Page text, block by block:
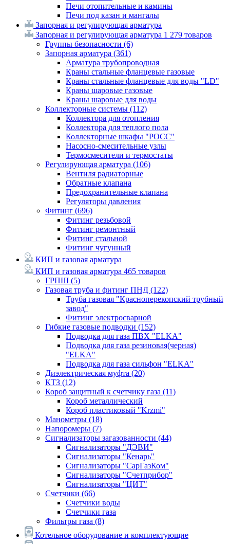
Печи отопительные и камины
Печи под казан и мангалы
Запорная и регулирующая арматура
Запорная и регулирующая арматура 1 279 товаров
Группы безопасности (6)
Запорная арматура (361)
Арматура трубопроводная
Краны стальные фланцевые газовые
Краны стальные фланцевые для воды "LD"
Краны шаровые газовые
Краны шаровые для воды
Коллекторные системы (112)
Коллектора для отопления
Коллектора для теплого пола
Коллекторные шкафы "РОСС"
Насосно-смесительные узлы
Термосмесители и термостаты
Регулирующая арматура (106)
Вентиля радиаторные
Обратные клапана
Предохранительные клапана
Регуляторы давления
Фитинг (696)
Фитинг резьбовой
Фитинг ремонтный
Фитинг стальной
Фитинг чугунный
КИП и газовая арматура
КИП и газовая арматура 465 товаров
ГРПШ (5)
Газовая труба и фитинг ПНД (122)
Труба газовая "Красноперекопский трубный
завод"
Фитинг электросварной
Гибкие газовые подводки (152)
Подводка для газа ПВХ "ELKA"
Подводка для газа резиновая(черная)
"ELKA"
Подводка для газа сильфон "ELKA"
Диэлектрическая муфта (20)
КТЗ (12)
Короб защитный к счетчику газа (11)
Короб металлический
Короб пластиковый "Krzmi"
Манометры (18)
Напоромеры (7)
Сигнализаторы загазованности (44)
Сигнализаторы "ДЭВИ"
Сигнализаторы "Кенарь"
Сигнализаторы "СарГазКом"
Сигнализаторы "Счетприбор"
Сигнализаторы "ЦИТ"
Счетчики (66)
Счетчики воды
Счетчики газа
Фильтры газа (8)
Котельное оборудование и комплектующие